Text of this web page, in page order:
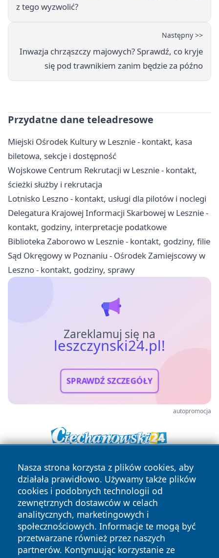
z tego wyzwolić?
Następny >>
Inwazja chrząszczy majowych? Sprawdź, co kryje
się pod trawnikiem zanim będzie za późno
Przydatne dane teleadresowe
Miejski Ośrodek Kultury w Lesznie - kontakt, kasa
biletowa, sekcje i dostępność
Wojskowe Centrum Rekrutacji w Lesznie - kontakt,
ścieżki służby i rekrutacja
Lotnisko Leszno - kontakt, usługi dla pilotów i noclegi
Delegatura Krajowej Informacji Skarbowej w Lesznie -
kontakt, godziny, interpretacje podatkowe
Biblioteka Zaborowo w Lesznie - kontakt, godziny, filie
Sąd Okręgowy w Poznaniu - Ośrodek Zamiejscowy w
Leszno - kontakt, godziny, sprawy
Zareklamuj się na
leszczynski24.pl!
SPRAWDŹ SZCZEGÓŁY
autopromocja
Nasza strona korzysta z plików cookies, aby
działała prawidłowo. Używamy także plików
cookies i podobnych technologii od
zewnętrznych dostawców w celach
analitycznych, marketingowych i
społecznościowych. Informacje te mogą być
przetwarzane również przez naszych
partnerów. Kontynuując korzystanie ze
Copyright © 2026 leszczynski24.pl Wszystkie prawa
zastrzeżone.